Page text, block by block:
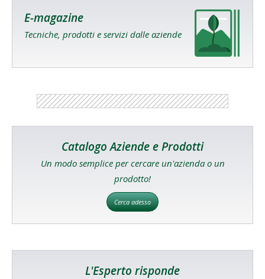
E-magazine
Tecniche, prodotti e servizi dalle aziende
Catalogo Aziende e Prodotti
Un modo semplice per cercare un'azienda o un
prodotto!
Cerca adesso
L'Esperto risponde